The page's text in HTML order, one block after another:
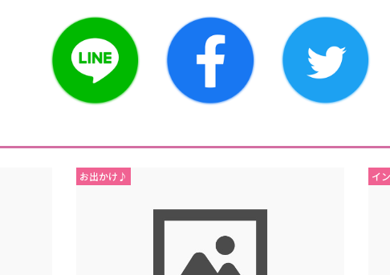
お出かけ♪ イ